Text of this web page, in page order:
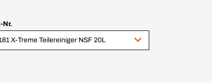
Nr.
X-Treme Teilereiniger NSF 20L